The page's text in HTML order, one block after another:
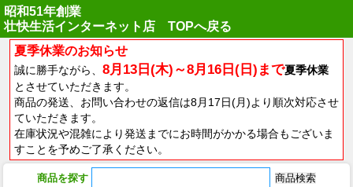
昭和51年創業
壮快生活インターネット店 TOPへ戻る
夏季休業のお知らせ
誠に勝手ながら、 8月13日(木)～8月16日(日)まで夏季休業
とさせていただきます。
商品の発送、お問い合わせの返信は8月17日(月)より順次対応させ
ていただきます。
在庫状況や混雑により発送までにお時間がかかる場合もございま
すことを予めご了承ください。
商品を探す